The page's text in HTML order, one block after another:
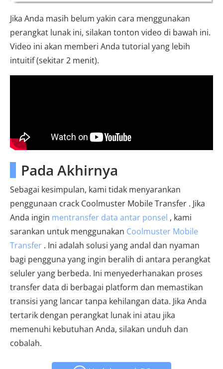
Jika Anda masih belum yakin cara menggunakan
perangkat lunak ini, silakan tonton video di bawah ini.
Video ini akan memberi Anda tutorial yang lebih
intuitif (sekitar 2 menit).
Pada Akhirnya
Sebagai kesimpulan, kami tidak menyarankan
penggunaan crack Coolmuster Mobile Transfer . Jika
Anda ingin mentransfer data antar ponsel , kami
sarankan untuk menggunakan Coolmuster Mobile
Transfer . Ini adalah solusi yang andal dan nyaman
bagi pengguna yang ingin beralih di antara perangkat
seluler yang berbeda. Ini menyederhanakan proses
transfer data di berbagai platform dan memastikan
transisi yang lancar tanpa kehilangan data. Jika Anda
tertarik dengan perangkat lunak ini atau jika
memenuhi kebutuhan Anda, silakan unduh dan
cobalah.